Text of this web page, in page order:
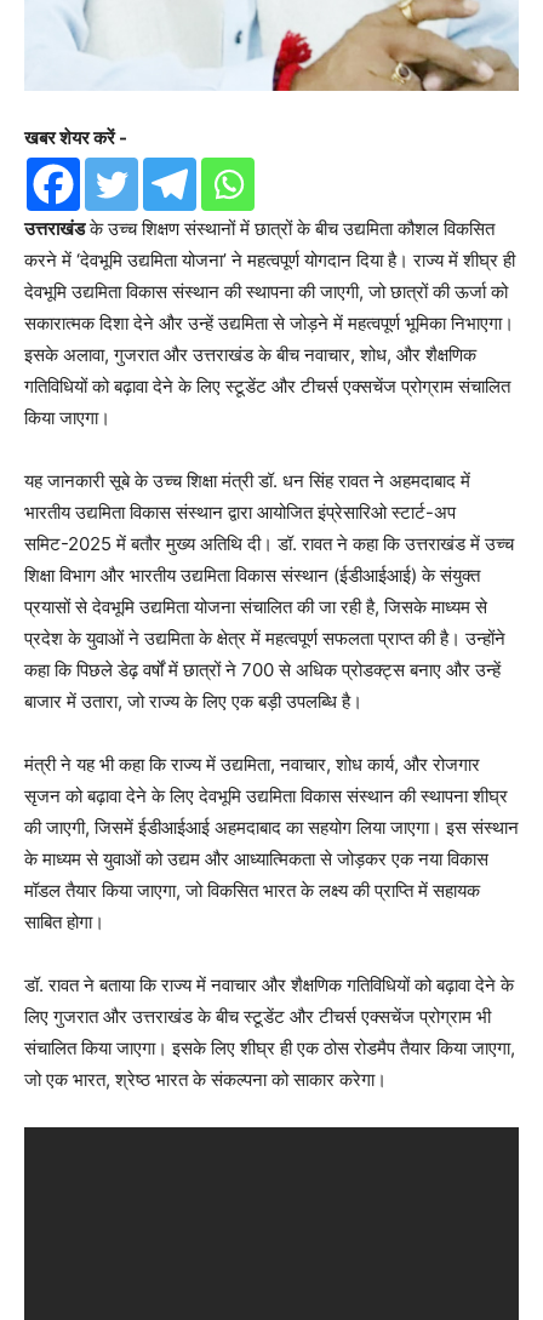
खबर शेयर करें -
उत्तराखंडके उच्च शिक्षण संस्थानों में छात्रों के बीच उद्यमिता कौशल विकसित
करने में ‘देवभूमि उद्यमिता योजना’ ने महत्वपूर्ण योगदान दिया है। राज्य में शीघ्र ही
देवभूमि उद्यमिता विकास संस्थान की स्थापना की जाएगी, जो छात्रों की ऊर्जा को
सकारात्मक दिशा देने और उन्हें उद्यमिता से जोड़ने में महत्वपूर्ण भूमिका निभाएगा।
इसके अलावा, गुजरात और उत्तराखंड के बीच नवाचार, शोध, और शैक्षणिक
गतिविधियों को बढ़ावा देने के लिए स्टूडेंट और टीचर्स एक्सचेंज प्रोग्राम संचालित
किया जाएगा।
यह जानकारी सूबे के उच्च शिक्षा मंत्री डॉ. धन सिंह रावत ने अहमदाबाद में
भारतीय उद्यमिता विकास संस्थान द्वारा आयोजित इंप्रेसारिओ स्टार्ट-अप
समिट-2025 में बतौर मुख्य अतिथि दी। डॉ. रावत ने कहा कि उत्तराखंड में उच्च
शिक्षा विभाग और भारतीय उद्यमिता विकास संस्थान (ईडीआईआई) के संयुक्त
प्रयासों से देवभूमि उद्यमिता योजना संचालित की जा रही है, जिसके माध्यम से
प्रदेश के युवाओं ने उद्यमिता के क्षेत्र में महत्वपूर्ण सफलता प्राप्त की है। उन्होंने
कहा कि पिछले डेढ़ वर्षों में छात्रों ने 700 से अधिक प्रोडक्ट्स बनाए और उन्हें
बाजार में उतारा, जो राज्य के लिए एक बड़ी उपलब्धि है।
मंत्री ने यह भी कहा कि राज्य में उद्यमिता, नवाचार, शोध कार्य, और रोजगार
सृजन को बढ़ावा देने के लिए देवभूमि उद्यमिता विकास संस्थान की स्थापना शीघ्र
की जाएगी, जिसमें ईडीआईआई अहमदाबाद का सहयोग लिया जाएगा। इस संस्थान
के माध्यम से युवाओं को उद्यम और आध्यात्मिकता से जोड़कर एक नया विकास
मॉडल तैयार किया जाएगा, जो विकसित भारत के लक्ष्य की प्राप्ति में सहायक
साबित होगा।
डॉ. रावत ने बताया कि राज्य में नवाचार और शैक्षणिक गतिविधियों को बढ़ावा देने के
लिए गुजरात और उत्तराखंड के बीच स्टूडेंट और टीचर्स एक्सचेंज प्रोग्राम भी
संचालित किया जाएगा। इसके लिए शीघ्र ही एक ठोस रोडमैप तैयार किया जाएगा,
जो एक भारत, श्रेष्ठ भारत के संकल्पना को साकार करेगा।